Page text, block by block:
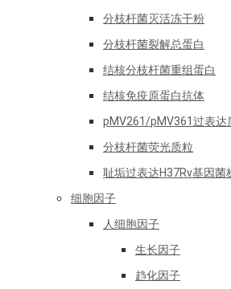
分枝杆菌灭活冻干粉
分枝杆菌裂解总蛋白
结核分枝杆菌重组蛋白
结核免疫原蛋白抗体
pMV261/pMV361过表达
分枝杆菌荧光质粒
耻垢过表达H37Rv基因菌
细胞因子
人细胞因子
生长因子
趋化因子